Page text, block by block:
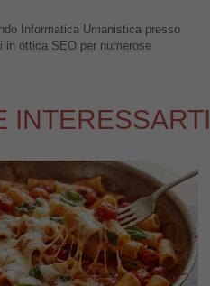
Informatica Umanistica presso
in ottica SEO per numerose
INTERESSARTI